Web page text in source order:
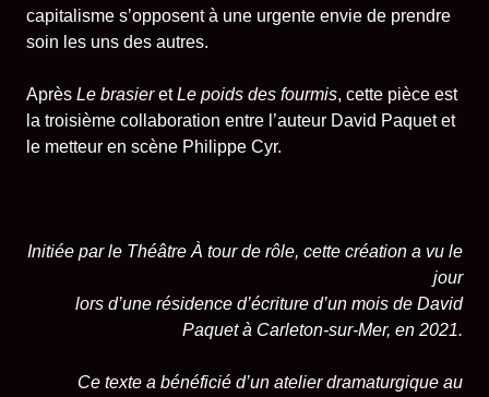
capitalisme s’opposent à une urgente envie de prendre
soin les uns des autres.
AprèsLe brasieretLe poids des fourmis, cette pièceest
la troisième collaboration entre l’auteur David Paquet et
le metteur en scène Philippe Cyr.
Initiée par le Théâtre À tour de rôle, cette création a vu le
jour
lors d’une résidence d’écriture d’un mois de David
Paquet à Carleton-sur-Mer, en 2021.
Ce texte a bénéficié d’un atelier dramaturgique au